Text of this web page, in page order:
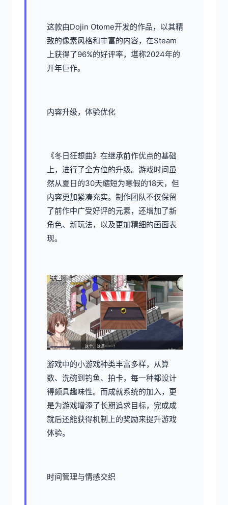
这款由Dojin Otome开发的作品，以其精
致的像素风格和丰富的内容，在Steam
上获得了​​96%的好评率​​，堪称2024年的
开年巨作。
内容升级，体验优化
《冬日狂想曲》在继承前作优点的基础
上，进行了全方位的升级。游戏时间虽
然从夏日的30天缩短为寒假的18天，但
内容更加紧凑充实。制作团队不仅保留
了前作中广受好评的元素，还增加了​​新
角色、新玩法​​，以及更加精细的画面表
现。
游戏中的小游戏种类丰富多样，从算
数、洗碗到钓鱼、拍卡，每一种都设计
得颇具趣味性。而​​成就系统的加入​​，更
是为游戏增添了长期追求目标，完成成
就后还能获得机制上的奖励来提升游戏
体验。
时间管理与情感交织